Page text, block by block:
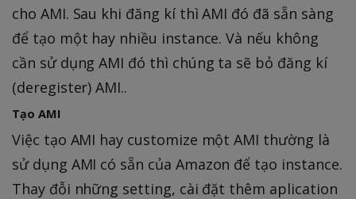
cho AMI. Sau khi đăng kí thì AMI đó đã sẵn sàng
để tạo một hay nhiều instance. Và nếu không
cần sử dụng AMI đó thì chúng ta sẽ bỏ đăng kí
(deregister) AMI..
Tạo AMI
Việc tạo AMI hay customize một AMI thường là
sử dụng AMI có sẵn của Amazon để tạo instance.
Thay đỗi những setting, cài đặt thêm aplication